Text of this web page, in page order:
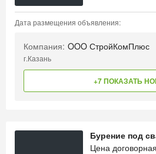
Дата размещения объявления:
Компания: OOO СтройКомПлюс
г.Казань
+7 ПОКАЗАТЬ
Бурение под
Цена договорная